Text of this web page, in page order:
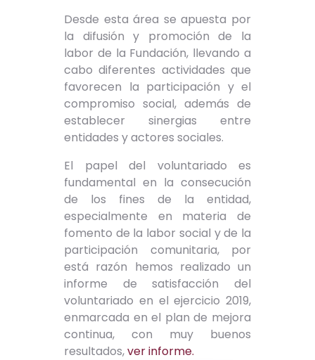
Desde esta área se apuesta por
la difusión y promoción de la
labor de la Fundación, llevando a
cabo diferentes actividades que
favorecen la participación y el
compromiso social, además de
establecer sinergias entre
entidades y actores sociales.
El papel del voluntariado es
fundamental en la consecución
de los fines de la entidad,
especialmente en materia de
fomento de la labor social y de la
participación comunitaria, por
está razón hemos realizado un
informe de satisfacción del
voluntariado en el ejercicio 2019,
enmarcada en el plan de mejora
continua, con muy buenos
resultados,ver informe.